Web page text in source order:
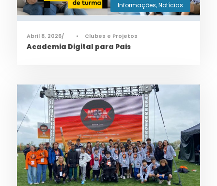
Informações,Notícias
Abril 8, 2026 • Clubes e Projetos
Academia Digital para Pais